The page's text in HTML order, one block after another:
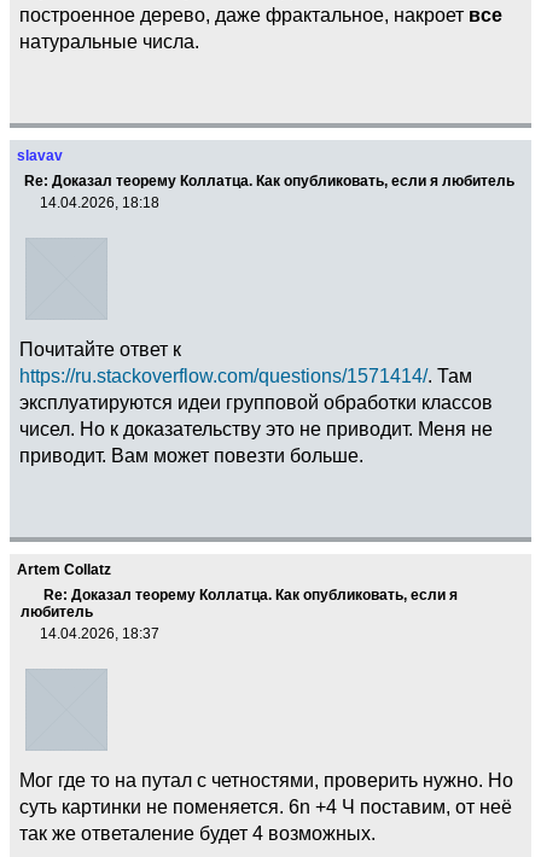
построенное дерево, даже фрактальное, накроет все
натуральные числа.
slavav
Re: Доказал теорему Коллатца. Как опубликовать, если я любитель
14.04.2026, 18:18
Почитайте ответ к
https://ru.stackoverflow.com/questions/1571414/. Там
эксплуатируются идеи групповой обработки классов
чисел. Но к доказательству это не приводит. Меня не
приводит. Вам может повезти больше.
Artem Collatz
Re: Доказал теорему Коллатца. Как опубликовать, если я
любитель
14.04.2026, 18:37
Мог где то на путал с четностями, проверить нужно. Но
суть картинки не поменяется. 6n +4 Ч поставим, от неё
так же ответаление будет 4 возможных.